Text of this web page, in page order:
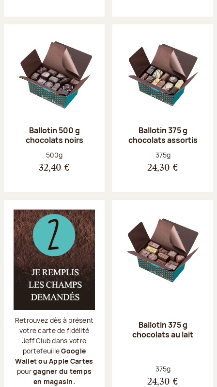
Ballotin 500 g
chocolats noirs
Poids net :
500g
32,40 €
Ballotin 375 g
chocolats assortis
Poids net :
375g
24,30 €
Retrouvez dès à présent
votre carte de fidélité
Jeff Club dans votre
portefeuilleGoogle
Wallet ou Apple Cartes
pourgagner du temps
en magasin.
Ballotin 375 g
chocolats au lait
Poids net :
375g
24,30 €